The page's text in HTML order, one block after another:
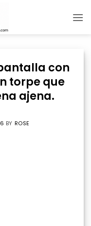
con
torpe que
ajena.
BY ROSE